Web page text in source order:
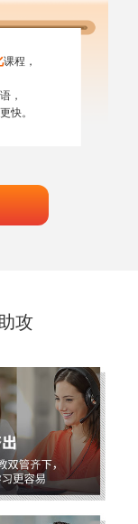
课程，
，
快。
助攻